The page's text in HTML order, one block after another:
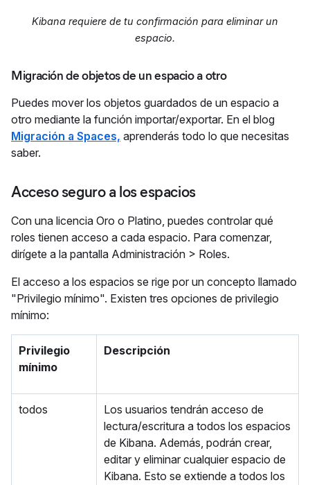
Kibana requiere de tu confirmación para eliminar un
espacio.
Migración de objetos de un espacio a otro
Puedes mover los objetos guardados de un espacio a
otro mediante la función importar/exportar. En el blog
Migración a Spaces, aprenderás todo lo que necesitas
saber.
Acceso seguro a los espacios
Con una licencia Oro o Platino, puedes controlar qué
roles tienen acceso a cada espacio. Para comenzar,
dirígete a la pantalla Administración > Roles.
El acceso a los espacios se rige por un concepto llamado
"Privilegio mínimo". Existen tres opciones de privilegio
mínimo:
Privilegio
mínimo
Descripción
todos
Los usuarios tendrán acceso de
lectura/escritura a todos los espacios
de Kibana. Además, podrán crear,
editar y eliminar cualquier espacio de
Kibana. Esto se extiende a todos los